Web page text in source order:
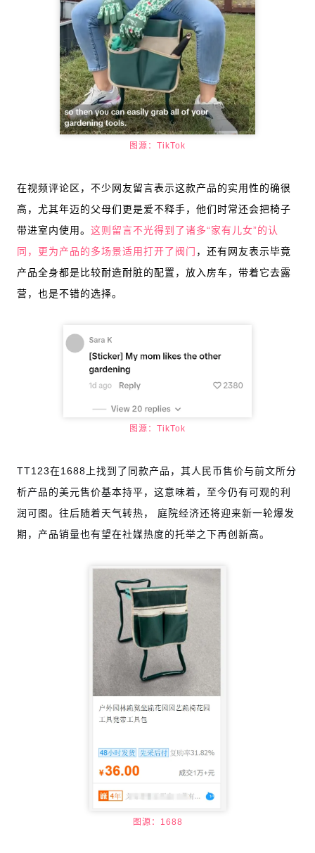
图源：TikTok
在视频评论区，不少网友留言表示这款产品的实用性的确很
高，尤其年迈的父母们更是爱不释手，他们时常还会把椅子
带进室内使用。 这则留言不光得到了诸多“家有儿女”的认
同，更为产品的多场景适用打开了阀门 ，还有网友表示毕竟
产品全身都是比较耐造耐脏的配置，放入房车，带着它去露
营，也是不错的选择。
图源：TikTok
TT123在1688上找到了同款产品，其人民币售价与前文所分
析产品的美元售价基本持平，这意味着，至今仍有可观的利
润可图。往后随着天气转热， 庭院经济还将迎来新一轮爆发
期，产品销量也有望在社媒热度的托举之下再创新高。
图源：1688